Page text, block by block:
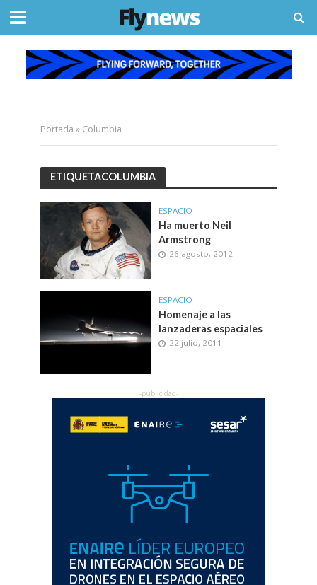
Portada » Columbia
ETIQUETACOLUMBIA
ESPACIO
Ha muerto Neil
Armstrong
26 agosto, 2012
ESPACIO
Homenaje a las
lanzaderas espaciales
22 julio, 2011